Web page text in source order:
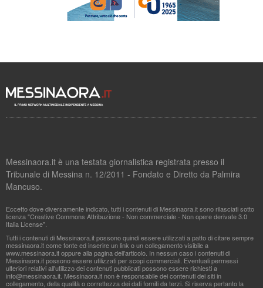
Messinaora.it è una testata giornalistica registrata presso il
Tribunale di Messina n. 12/2011 - Fondato e Diretto da Palmira
Mancuso.
Eccetto dove diversamente indicato, tutti i contenuti di Messinaora.it sono rilasciati sotto
licenza "Creative Commons Attribuzione - Non commerciale - Non opere derivate 3.0
Italia License".
Tutti i contenuti di Messinaora.it possono quindi essere utilizzati a patto di citare sempre
messinaora.it come fonte ed inserire un link o un collegamento visibile a
www.messinaora.it oppure alla pagina dell'articolo. In nessun caso i contenuti di
Messinaora.it possono essere utilizzati per scopi commerciali. Eventuali permessi
ulteriori relativi all'utilizzo dei contenuti pubblicati possono essere richiesti a
info@messinaora.it . Messinaora.it non è responsabile dei contenuti dei siti in
collegamento, della qualità o correttezza dei dati forniti da terzi. Si riserva pertanto la